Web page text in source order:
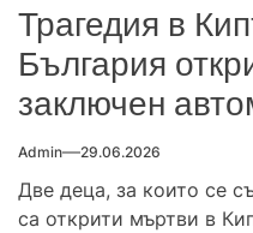
Трагедия в
България
заключен
Admin 29.06.2026
Две деца, за които се
са открити мъртви в